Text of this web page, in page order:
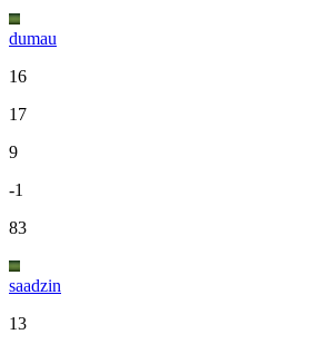
dumau
16
17
9
-1
83
saadzin
13